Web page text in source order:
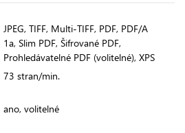
JPEG, TIFF, Multi-TIFF, PDF, PDF/A
1a, Slim PDF, Šifrované PDF,
Prohledávatelné PDF (volitelné), XPS
73 stran/min.
ano, volitelné